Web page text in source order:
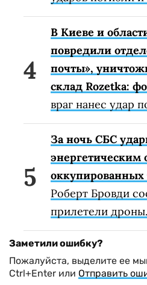
В Киеве и
повредили
почты»,
склад Rozetka:
враг нанес удар
За ночь СБС
энергетическим
оккупированных
Роберт Бровди
прилетели дроны.
Заметили ошибку?
Пожалуйста, выделите ее
Ctrl+Enter или Отправить